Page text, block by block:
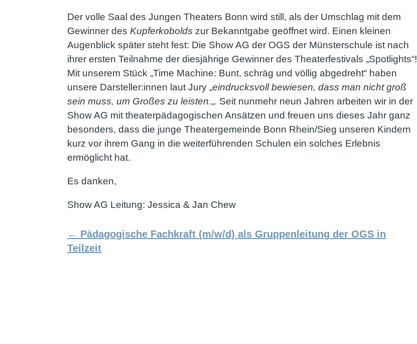
Der volle Saal des Jungen Theaters Bonn wird still, als der Umschlag mit dem
Gewinner desKupferkobolds zur Bekanntgabe geöffnet wird. Einen kleinen
Augenblick später steht fest: Die Show AG der OGS der Münsterschule ist nach
ihrer ersten Teilnahme der diesjährige Gewinner des Theaterfestivals „Spotlights“!
Mit unserem Stück „Time Machine: Bunt, schräg und völlig abgedreht“ haben
unsere Darsteller:innen laut Jury „eindrucksvoll bewiesen, dass man nicht groß
sein muss, um Großes zu leisten.„. Seit nunmehr neun Jahren arbeiten wir in der
Show AG mit theaterpädagogischen Ansätzen und freuen uns dieses Jahr ganz
besonders, dass die junge Theatergemeinde Bonn Rhein/Sieg unseren Kindern
kurz vor ihrem Gang in die weiterführenden Schulen ein solches Erlebnis
ermöglicht hat.
Es danken,
Show AG Leitung: Jessica & Jan Chew
← Pädagogische Fachkraft (m/w/d) als Gruppenleitung der OGS in
Teilzeit